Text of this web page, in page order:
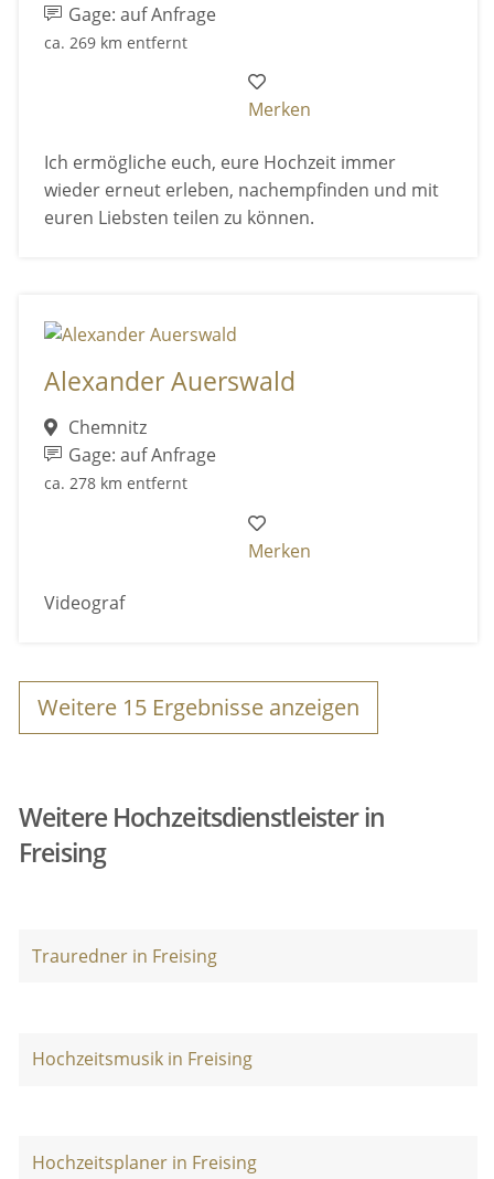
Gage: auf Anfrage
ca. 269 km entfernt
Merken
Ich ermögliche euch, eure Hochzeit immer
wieder erneut erleben, nachempfinden und mit
euren Liebsten teilen zu können.
Alexander Auerswald
Chemnitz
Gage: auf Anfrage
ca. 278 km entfernt
Merken
Videograf
Weitere 15 Ergebnisse anzeigen
Weitere Hochzeitsdienstleister in
Freising
Trauredner in Freising
Hochzeitsmusik in Freising
Hochzeitsplaner in Freising